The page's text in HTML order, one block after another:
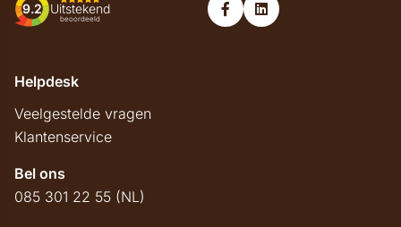
9.2 Uitstekend
beoordeeld
Helpdesk
Veelgestelde vragen
Klantenservice
Bel ons
085 301 22 55 (NL)